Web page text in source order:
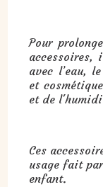
Pour
accessoires,
avec l’eau,
et
et de
Ces
usage fait
enfant.